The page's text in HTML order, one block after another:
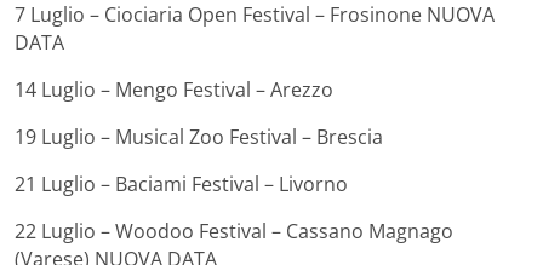
7 Luglio – Ciociaria Open Festival – Frosinone NUOVA
DATA
14 Luglio – Mengo Festival – Arezzo
19 Luglio – Musical Zoo Festival – Brescia
21 Luglio – Baciami Festival – Livorno
22 Luglio – Woodoo Festival – Cassano Magnago
(Varese) NUOVA DATA